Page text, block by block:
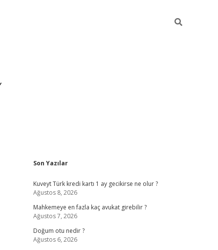
Sidebar
Son Yazılar
Kuveyt Türk kredi kartı 1 ay gecikirse ne olur ?
Ağustos 8, 2026
Mahkemeye en fazla kaç avukat girebilir ?
Ağustos 7, 2026
Doğum otu nedir ?
Ağustos 6, 2026